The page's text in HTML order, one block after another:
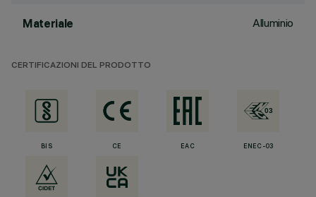
Materiale Alluminio
CERTIFICAZIONI DEL PRODOTTO
BIS CE EAC ENEC-03